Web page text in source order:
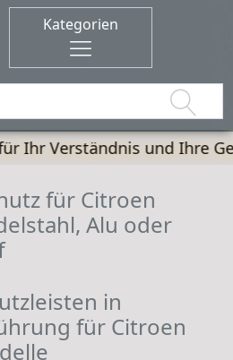
Geduld! +++
für Citroen
Alu oder
in
für Citroen